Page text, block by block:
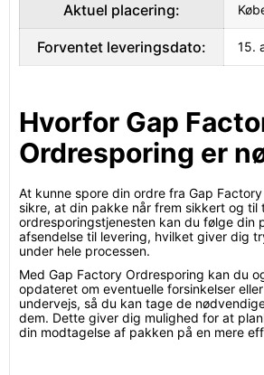
Aktuel placering:
Forventet leveringsdato: 15.
Hvorfor Gap
Ordresporing er
At kunne spore din ordre fra Gap
sikre, at din pakke når frem sikkert og til
ordresporingstjenesten kan du følge din
afsendelse til levering, hvilket giver dig
under hele processen.
Med Gap Factory Ordresporing kan du
opdateret om eventuelle forsinkelser
undervejs, så du kan tage de
dem. Dette giver dig mulighed for at
din modtagelse af pakken på en mere